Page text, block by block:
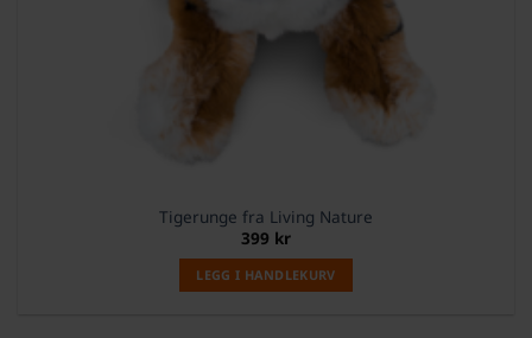
Tigerunge fra Living Nature
399 kr
LEGG I HANDLEKURV